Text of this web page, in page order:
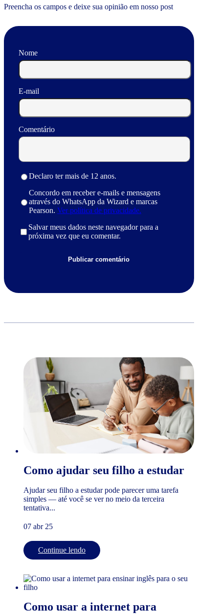
Preencha os campos e deixe sua opinião em nosso post
Nome
E-mail
Comentário
Declaro ter mais de 12 anos.
Concordo em receber e-mails e mensagens
através do WhatsApp da Wizard e marcas
Pearson. Ver política de privacidade.
Salvar meus dados neste navegador para a
próxima vez que eu comentar.
Como ajudar seu filho a estudar
Ajudar seu filho a estudar pode parecer uma tarefa
simples — até você se ver no meio da terceira
tentativa...
07 abr 25
Continue lendo
Como usar a internet para